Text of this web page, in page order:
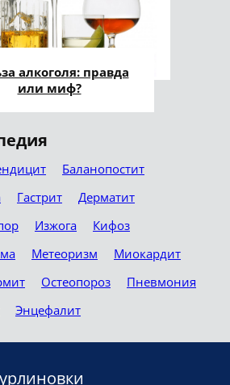
алкоголя: правда
или миф?
Баланопостит
Гастрит
Дерматит
Изжога
Кифоз
Метеоризм
Миокардит
Остеопороз
Пневмония
Энцефалит